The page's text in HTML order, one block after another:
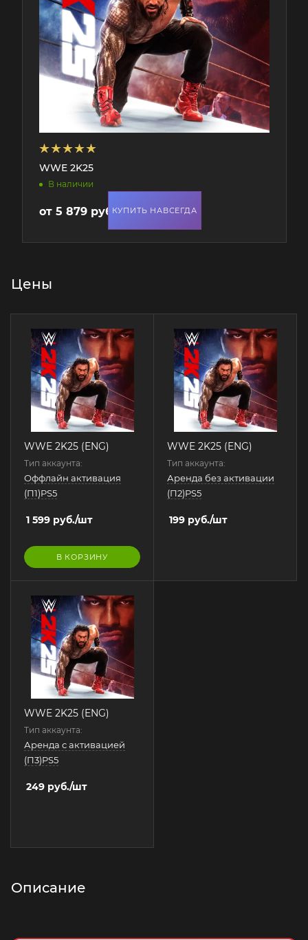
WWE 2K25
В наличии
от 5 879 руб.КУПИТЬ НАВСЕГДА
Цены
WWE 2K25 (ENG)
Тип аккаунта:
Оффлайн активация
(П1)PS5
1 599 руб./шт
В КОРЗИНУ
WWE 2K25 (ENG)
Тип аккаунта:
Аренда без активации
(П2)PS5
199 руб./шт
WWE 2K25 (ENG)
Тип аккаунта:
Аренда с активацией
(П3)PS5
249 руб./шт
Описание